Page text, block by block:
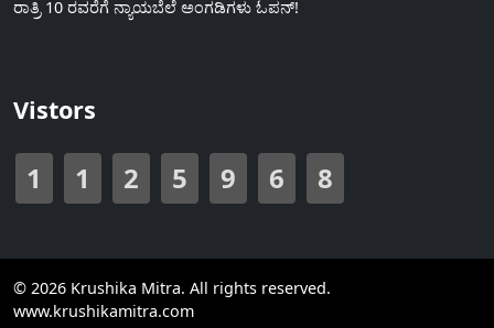
ರಾತ್ರಿ 10 ರವರೆಗೆ ನ್ಯಾಯಬೆಲೆ ಅಂಗಡಿಗಳು ಓಪನ್!
Vistors
1 1 2 5 9 6 8
© 2026 Krushika Mitra. All rights reserved.
www.krushikamitra.com